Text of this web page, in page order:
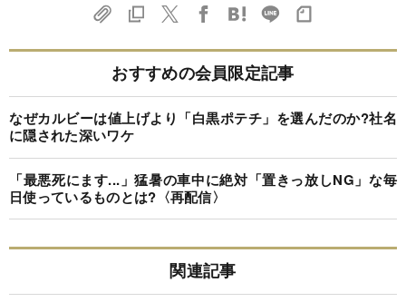
おすすめの会員限定記事
なぜカルビーは値上げより「白黒ポテチ」を選んだのか?社名
に隠された深いワケ
「最悪死にます...」猛暑の車中に絶対「置きっ放しNG」な毎
日使っているものとは?〈再配信〉
関連記事